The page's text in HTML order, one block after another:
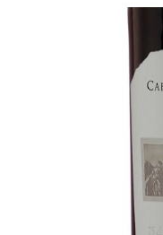
Vang Newzeland
Rượu Vang